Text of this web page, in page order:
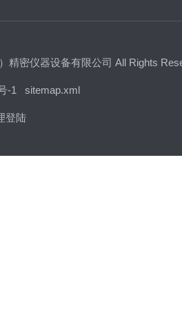
精密仪器设备有限公司 All Rights
-1 sitemap.xml
登陆